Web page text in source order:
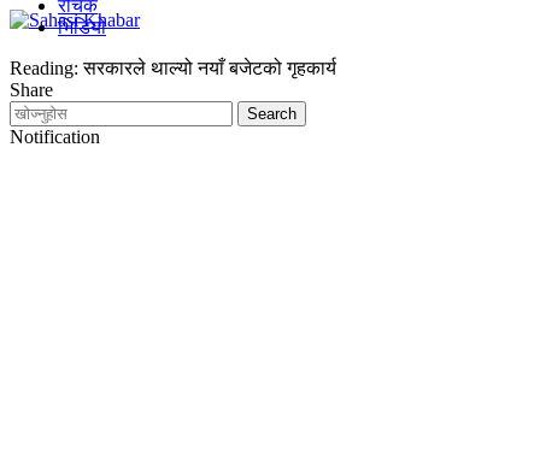
रोचक
भिडियो
Reading: सरकारले थाल्यो नयाँ बजेटको गृहकार्य
Share
Notification